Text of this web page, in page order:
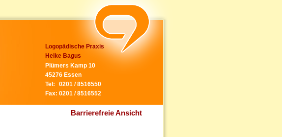
Logopädische Praxis
Heike Bagus
Plümers Kamp 10
45276 Essen
Tel:
0201 / 8516550
Fax: 0201 / 8516552
Barrierefreie Ansicht